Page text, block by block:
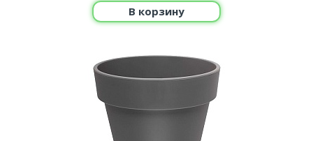
В корзину